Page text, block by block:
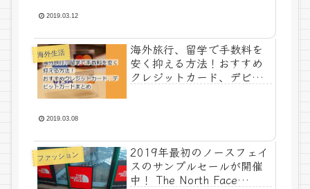
2019.03.12
海外生活
海外旅行、留学で手数料を
安く抑える方法！おすすめ
クレジットカード、デビッ
2019.03.08
ファッション
2019年最初のノースフェイ
スのサンプルセールが開催
中！ The North Face